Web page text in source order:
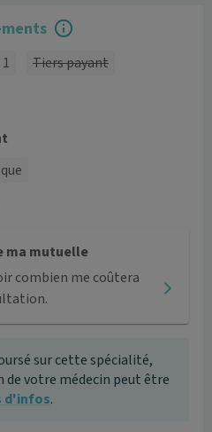
Tiers payant
ma mutuelle
combien me coûtera
sur cette spécialité,
de votre médecin peut être
d'infos.